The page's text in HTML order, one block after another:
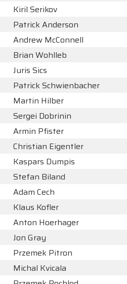
Kiril Serikov
Patrick Anderson
Andrew McConnell
Brian Wohlleb
Juris Sics
Patrick Schwienbacher
Martin Hilber
Sergei Dobrinin
Armin Pfister
Christian Eigentler
Kaspars Dumpis
Stefan Biland
Adam Cech
Klaus Kofler
Anton Hoerhager
Jon Gray
Przemek Pitron
Michal Kvicala